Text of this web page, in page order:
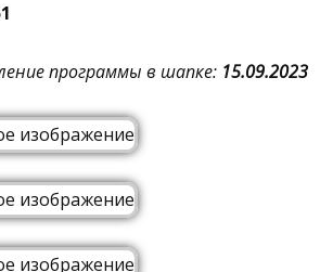
программы в шапке: 15.09.2023